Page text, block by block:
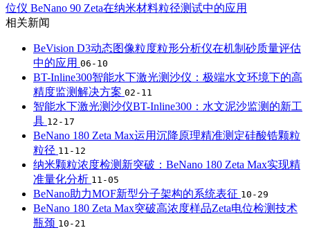
位仪 BeNano 90 Zeta在纳米材料粒径测试中的应用
相关新闻
BeVision D3动态图像粒度粒形分析仪在机制砂质量评估
中的应用 06-10
BT-Inline300智能水下激光测沙仪：极端水文环境下的高
精度监测解决方案 02-11
智能水下激光测沙仪BT-Inline300：水文泥沙监测的新工
具 12-17
BeNano 180 Zeta Max运用沉降原理精准测定硅酸锆颗粒
粒径 11-12
纳米颗粒浓度检测新突破：BeNano 180 Zeta Max实现精
准量化分析 11-05
BeNano助力MOF新型分子架构的系统表征 10-29
BeNano 180 Zeta Max突破高浓度样品Zeta电位检测技术
瓶颈 10-21